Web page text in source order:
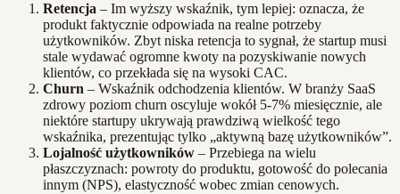
Retencja – Im wyższy wskaźnik, tym lepiej: oznacza, że
produkt faktycznie odpowiada na realne potrzeby
użytkowników. Zbyt niska retencja to sygnał, że startup musi
stale wydawać ogromne kwoty na pozyskiwanie nowych
klientów, co przekłada się na wysoki CAC.
Churn – Wskaźnik odchodzenia klientów. W branży SaaS
zdrowy poziom churn oscyluje wokół 5-7% miesięcznie, ale
niektóre startupy ukrywają prawdziwą wielkość tego
wskaźnika, prezentując tylko „aktywną bazę użytkowników”.
Lojalność użytkowników – Przebiega na wielu
płaszczyznach: powroty do produktu, gotowość do polecania
innym (NPS), elastyczność wobec zmian cenowych.